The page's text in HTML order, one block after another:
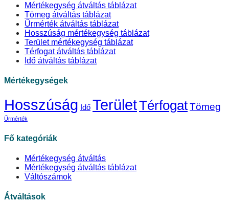
Mértékegység átváltás táblázat
Tömeg átváltás táblázat
Űrmérték átváltás táblázat
Hosszúság mértékegység táblázat
Terület mértékegység táblázat
Térfogat átváltás táblázat
Idő átváltás táblázat
Mértékegységek
Hosszúság Idő TerületTérfogatTömeg
Űrmérték
Fő kategóriák
Mértékegység átváltás
Mértékegység átváltás táblázat
Váltószámok
Átváltások